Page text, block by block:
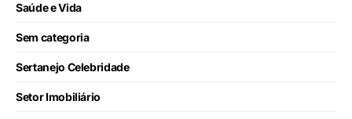
Saúde e Vida
Sem categoria
Sertanejo Celebridade
Setor Imobiliário